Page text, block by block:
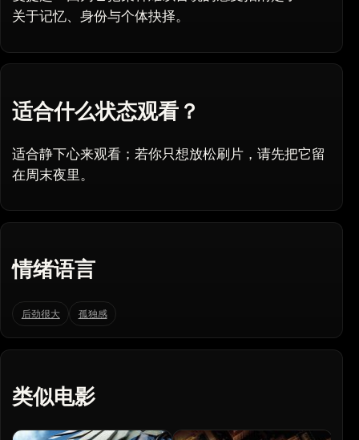
关于记忆、身份与个体抉择。
适合什么状态观看？
适合静下心来观看；若你只想放松刷片，请先把它留
在周末夜里。
情绪语言
后劲很大 孤独感
类似电影